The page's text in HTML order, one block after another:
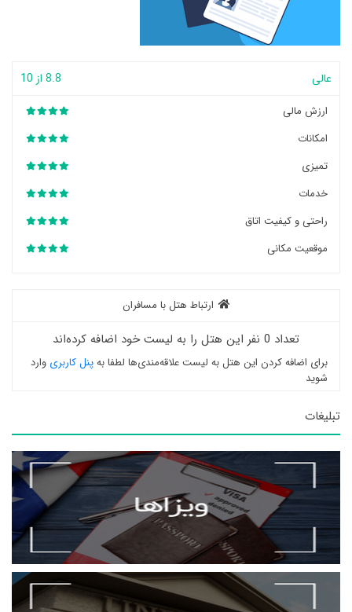
عالی 8.8 از 10
ارزش مالی
امکانات
تمیزی
خدمات
راحتی و کیفیت اتاق
موقعیت مکانی
ارتباط هتل با مسافران
تعداد 0 نفر این هتل را به لیست خود اضافه کرده‌اند
برای اضافه کردن این هتل به لیست علاقه‌مندی‌ها لطفا بهپنل کاربری وارد
شوید
تبلیغات